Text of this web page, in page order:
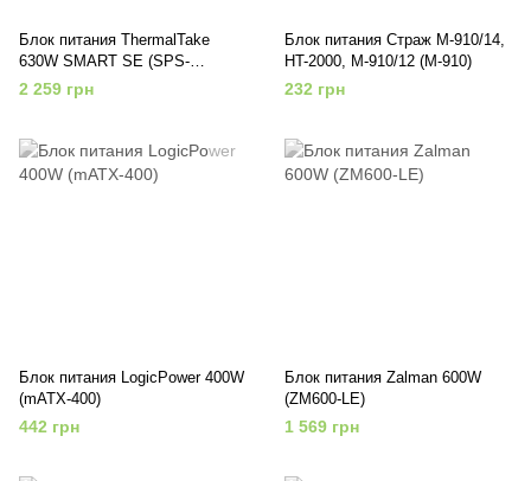
Блок питания ThermalTake
630W SMART SE (SPS-
630MPCBEU)
2 259 грн
Блок питания Страж M-910/14,
HT-2000, M-910/12 (M-910)
232 грн
Блок питания LogicPower 400W
(mATX-400)
442 грн
Блок питания Zalman 600W
(ZM600-LE)
1 569 грн